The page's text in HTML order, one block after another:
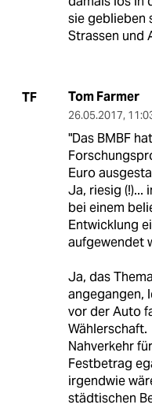
sie geblieben
Strassen und
TF Tom Farmer
26.05.2017,
"Das BMBF
Euro
Ja, riesig (!)...
bei einem
Entwicklung
aufgewendet
Ja, das
angegangen,
vor der Auto
Wählerschaft.
Nahverkehr
Festbetrag
irgendwie
städtischen